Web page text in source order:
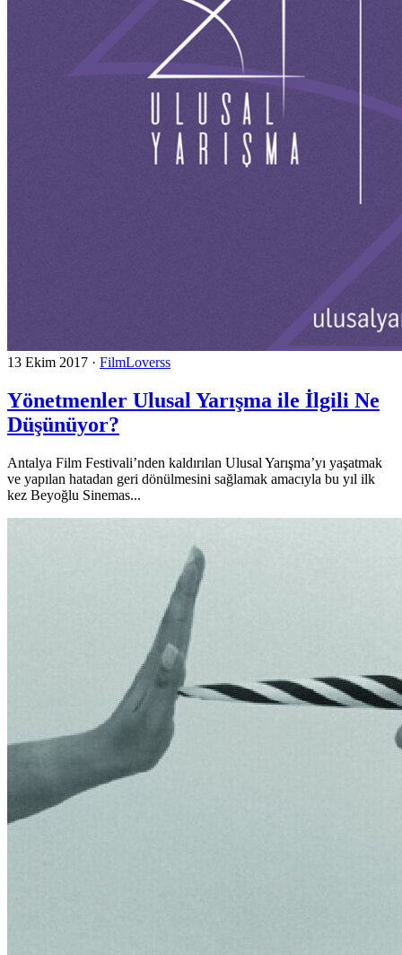
13 Ekim 2017 · FilmLoverss
Yönetmenler Ulusal Yarışma ile İlgili Ne
Düşünüyor?
Antalya Film Festivali’nden kaldırılan Ulusal Yarışma’yı yaşatmak
ve yapılan hatadan geri dönülmesini sağlamak amacıyla bu yıl ilk
kez Beyoğlu Sinemas...